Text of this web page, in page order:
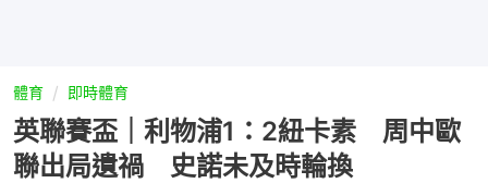
體育 即時體育
英聯賽盃｜利物浦1：2紐卡素 周中歐
聯出局遺禍 史諾未及時輪換